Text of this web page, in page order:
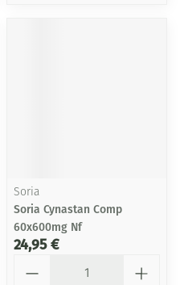
Soria
Soria Cynastan Comp
60x600mg Nf
24,95 €